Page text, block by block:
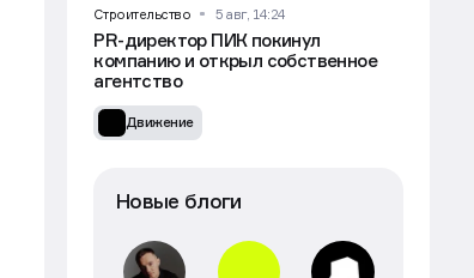
Строительство 5 авг, 14:24
PR-директор ПИК покинул
компанию и открыл собственное
агентство
Движение
Новые блоги